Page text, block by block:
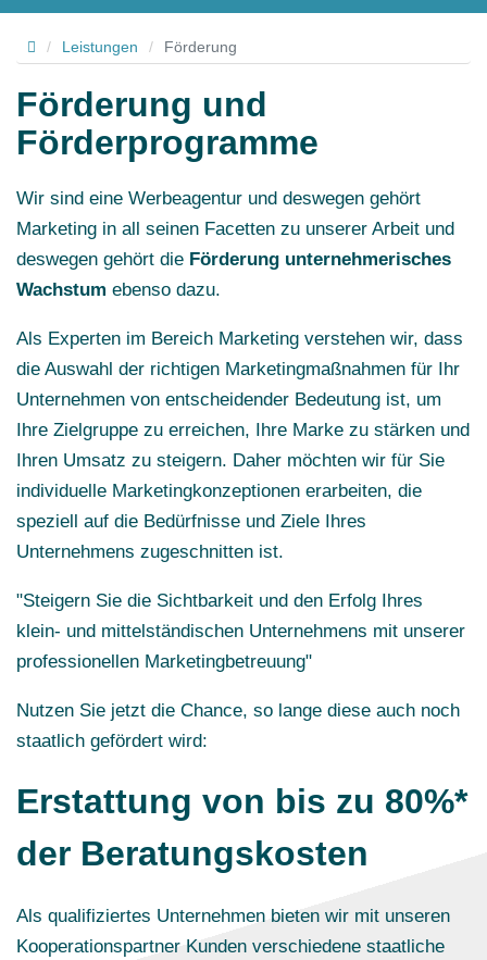
Hallo
/ Leistungen / Förderung
Förderung und
Förderprogramme
Wir sind eine Werbeagentur und deswegen gehört
Marketing in all seinen Facetten zu unserer Arbeit und
deswegen gehört die Förderung unternehmerisches
Wachstum ebenso dazu.
Als Experten im Bereich Marketing verstehen wir, dass
die Auswahl der richtigen Marketingmaßnahmen für Ihr
Unternehmen von entscheidender Bedeutung ist, um
Ihre Zielgruppe zu erreichen, Ihre Marke zu stärken und
Ihren Umsatz zu steigern. Daher möchten wir für Sie
individuelle Marketingkonzeptionen erarbeiten, die
speziell auf die Bedürfnisse und Ziele Ihres
Unternehmens zugeschnitten ist.
"Steigern Sie die Sichtbarkeit und den Erfolg Ihres
klein- und mittelständischen Unternehmens mit unserer
professionellen Marketingbetreuung"
Nutzen Sie jetzt die Chance, so lange diese auch noch
staatlich gefördert wird:
Erstattung von bis zu 80%*
der Beratungskosten
Als qualifiziertes Unternehmen bieten wir mit unseren
Kooperationspartner Kunden verschiedene staatliche